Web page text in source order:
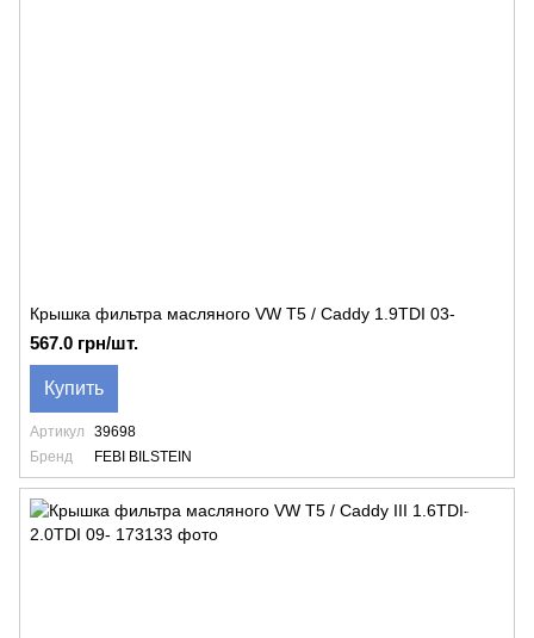
Крышка фильтра масляного VW T5 / Caddy 1.9TDI 03-
567.0 грн/шт.
Купить
Артикул
39698
Бренд
FEBI BILSTEIN